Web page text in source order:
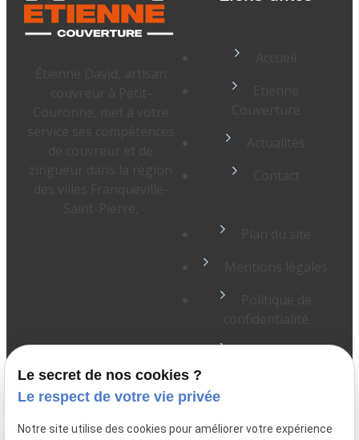
Le secret de nos cookies ?
Le respect de votre vie privée
Notre site utilise des cookies pour améliorer votre expérience